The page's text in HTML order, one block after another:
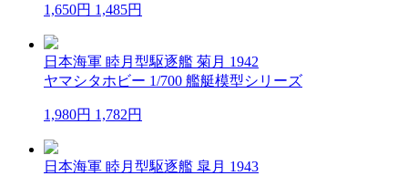
1,650円 1,485円
日本海軍 睦月型駆逐艦 菊月 1942
ヤマシタホビー 1/700 艦艇模型シリーズ
1,980円 1,782円
日本海軍 睦月型駆逐艦 皐月 1943